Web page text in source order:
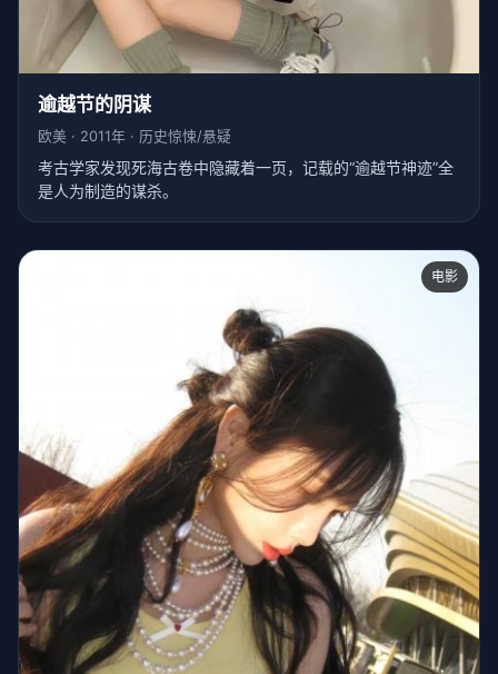
逾越节的阴谋
欧美 · 2011年 · 历史惊悚/悬疑
考古学家发现死海古卷中隐藏着一页，记载的“逾越节神迹”全
是人为制造的谋杀。
电影